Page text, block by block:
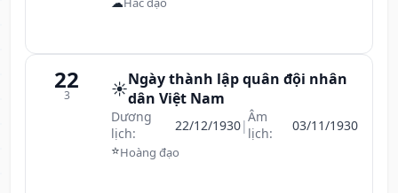
22
3 ☀️Ngày thành lập quân đội nhân
dân Việt Nam
Dương
lịch:
22/12/1930|Âm
lịch:
03/11/1930
⭐Hoàng đạo